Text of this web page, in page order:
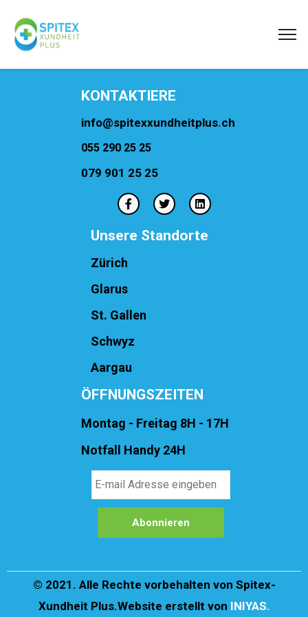
KONTAKTIERE
info@spitexxundheitplus.ch
055 290 25 25
079 901 25 25
Unsere Standorte
Zürich
Glarus
St. Gallen
Schwyz
Aargau
ÖFFNUNGSZEITEN
Montag - Freitag 8H - 17H
Notfall Handy 24H
© 2021. Alle Rechte vorbehalten von Spitex-
Xundheit Plus.Website erstellt von INIYAS.